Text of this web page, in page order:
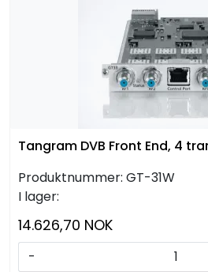
Tangram DVB Front End, 4
Produktnummer: GT-31W
I lager:
14.626,70 NOK
-